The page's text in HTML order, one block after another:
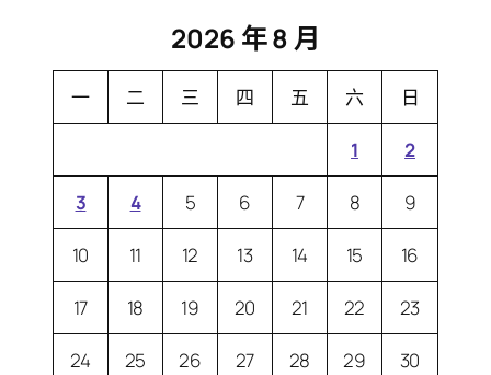
2026 年 8 月
一 二 三 四 五 六 日
1 2
3 4 5 6 7 8 9
10 11 12 13 14 15 16
17 18 19 20 21 22 23
24 25 26 27 28 29 30